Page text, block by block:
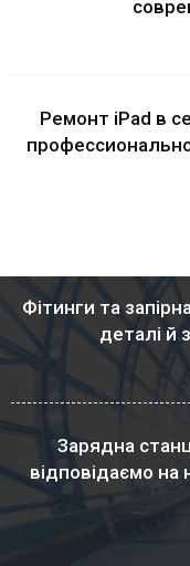
Ремонт iPad в
Фітинги та
деталі й
Зарядна
відповідаємо на